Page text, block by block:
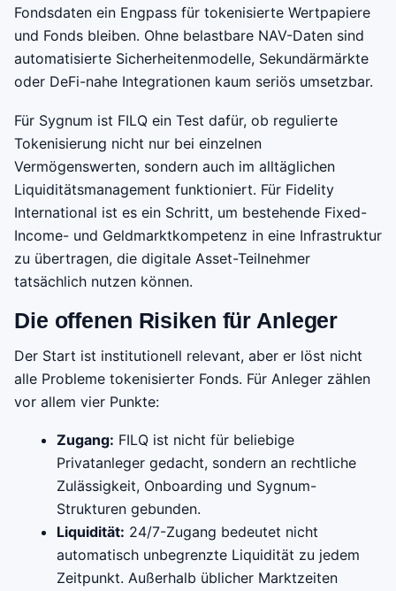
Fondsdaten ein Engpass für tokenisierte Wertpapiere
und Fonds bleiben. Ohne belastbare NAV-Daten sind
automatisierte Sicherheitenmodelle, Sekundärmärkte
oder DeFi-nahe Integrationen kaum seriös umsetzbar.
Für Sygnum ist FILQ ein Test dafür, ob regulierte
Tokenisierung nicht nur bei einzelnen
Vermögenswerten, sondern auch im alltäglichen
Liquiditätsmanagement funktioniert. Für Fidelity
International ist es ein Schritt, um bestehende Fixed-
Income- und Geldmarktkompetenz in eine Infrastruktur
zu übertragen, die digitale Asset-Teilnehmer
tatsächlich nutzen können.
Die offenen Risiken für Anleger
Der Start ist institutionell relevant, aber er löst nicht
alle Probleme tokenisierter Fonds. Für Anleger zählen
vor allem vier Punkte:
Zugang: FILQ ist nicht für beliebige
Privatanleger gedacht, sondern an rechtliche
Zulässigkeit, Onboarding und Sygnum-
Strukturen gebunden.
Liquidität: 24/7-Zugang bedeutet nicht
automatisch unbegrenzte Liquidität zu jedem
Zeitpunkt. Außerhalb üblicher Marktzeiten